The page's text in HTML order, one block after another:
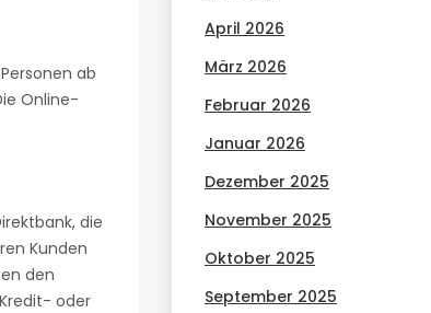
ab
Online-
die
Kunden
den
oder
April 2026
März 2026
Februar 2026
Januar 2026
Dezember 2025
November 2025
Oktober 2025
September 2025